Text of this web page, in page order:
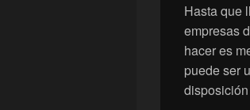
Hasta que
empresas
hacer es
puede ser